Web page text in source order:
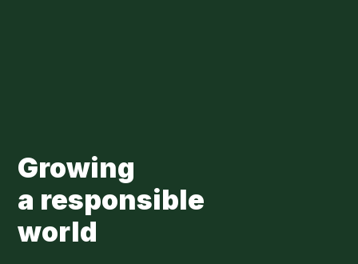
Growing
a responsible
world